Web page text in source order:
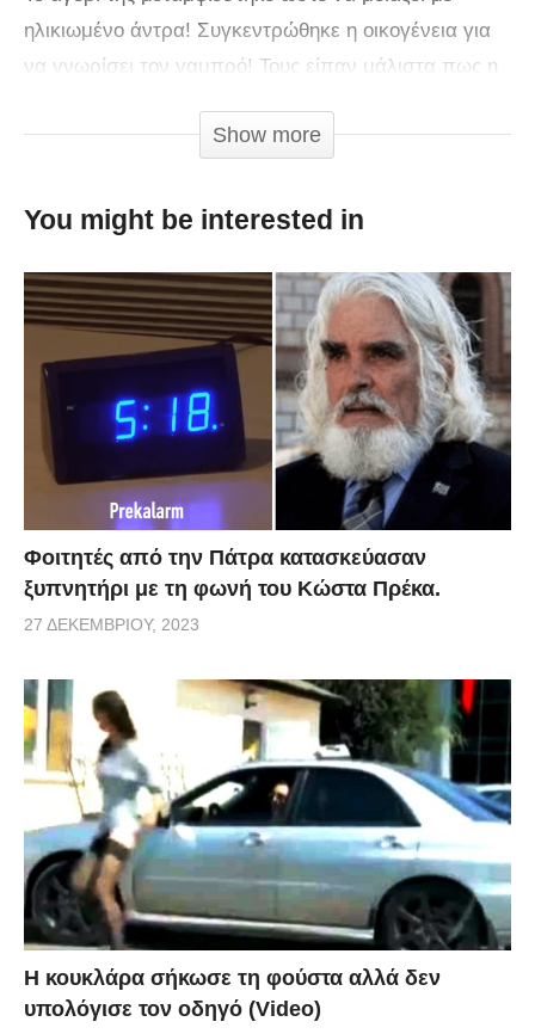
ηλικιωμένο άντρα! Συγκεντρώθηκε η οικογένεια για
να γνωρίσει τον γαμπρό! Τους είπαν μάλιστα πως η
Show more
You might be interested in
Φοιτητές από την Πάτρα κατασκεύασαν
ξυπνητήρι με τη φωνή του Κώστα Πρέκα.
27 ΔΕΚΕΜΒΡΊΟΥ, 2023
Η κουκλάρα σήκωσε τη φούστα αλλά δεν
υπολόγισε τον οδηγό (Video)